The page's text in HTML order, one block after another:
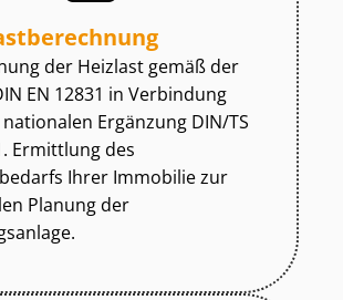
der Heizlast gemäß der
EN 12831 in Verbindung
Ergänzung DIN/TS
Ermittlung des
Ihrer Immobilie zur
Planung der